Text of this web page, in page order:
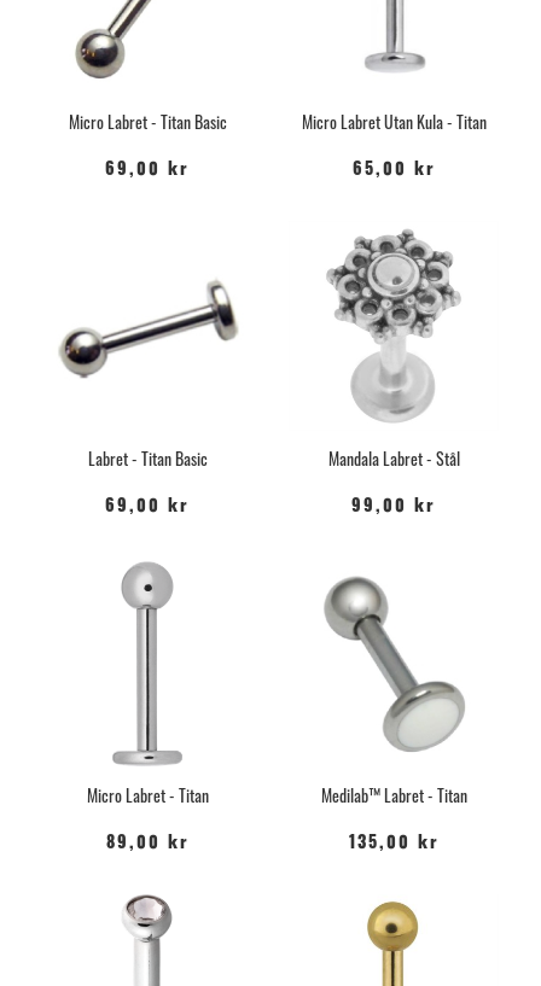
Micro Labret - Titan Basic
69,00 kr
Micro Labret Utan Kula - Titan
65,00 kr
Labret - Titan Basic
69,00 kr
Mandala Labret - Stål
99,00 kr
Micro Labret - Titan
89,00 kr
Medilab™ Labret - Titan
135,00 kr